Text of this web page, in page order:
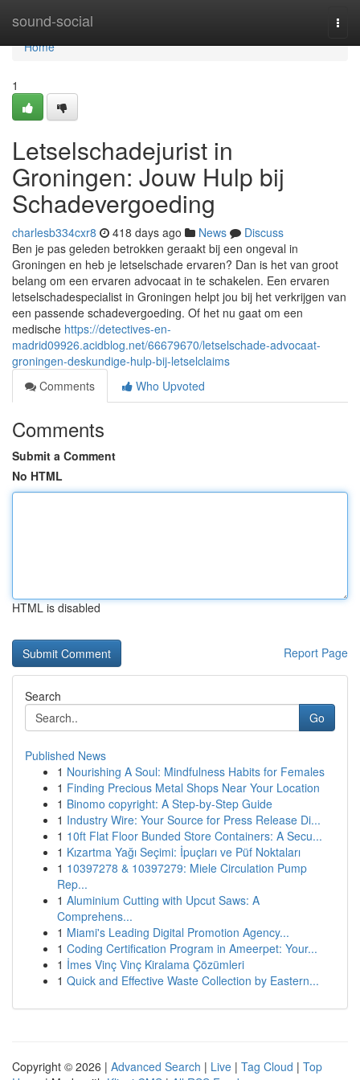
sound-social
Home
Home
1
Letselschadejurist in
Groningen: Jouw Hulp bij
Schadevergoeding
charlesb334cxr8 418 days ago News
Discuss
Ben je pas geleden betrokken geraakt bij een ongeval in
Groningen en heb je letselschade ervaren? Dan is het van groot
belang om een ervaren advocaat in te schakelen. Een ervaren
letselschadespecialist in Groningen helpt jou bij het verkrijgen van
een passende schadevergoeding. Of het nu gaat om een
medische https://detectives-en-
madrid09926.acidblog.net/66679670/letselschade-advocaat-
groningen-deskundige-hulp-bij-letselclaims
Comments
Who Upvoted
Comments
Submit a Comment
No HTML
HTML is disabled
Report Page
Search
Go
Published News
1 Nourishing A Soul: Mindfulness Habits for Females
1 Finding Precious Metal Shops Near Your Location
1 Binomo copyright: A Step-by-Step Guide
1 Industry Wire: Your Source for Press Release Di...
1 10ft Flat Floor Bunded Store Containers: A Secu...
1 Kızartma Yağı Seçimi: İpuçları ve Püf Noktaları
1 10397278 & 10397279: Miele Circulation Pump
Rep...
1 Aluminium Cutting with Upcut Saws: A
Comprehens...
1 Miami's Leading Digital Promotion Agency...
1 Coding Certification Program in Ameerpet: Your...
1 İmes Vinç Vinç Kiralama Çözümleri
1 Quick and Effective Waste Collection by Eastern...
Copyright © 2026 | Advanced Search | Live | Tag Cloud | Top